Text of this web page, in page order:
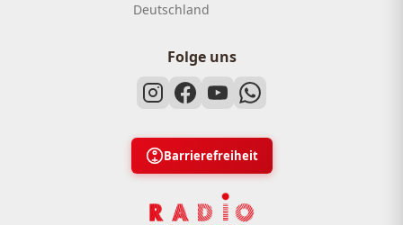
Deutschland
Folge uns
Barrierefreiheit